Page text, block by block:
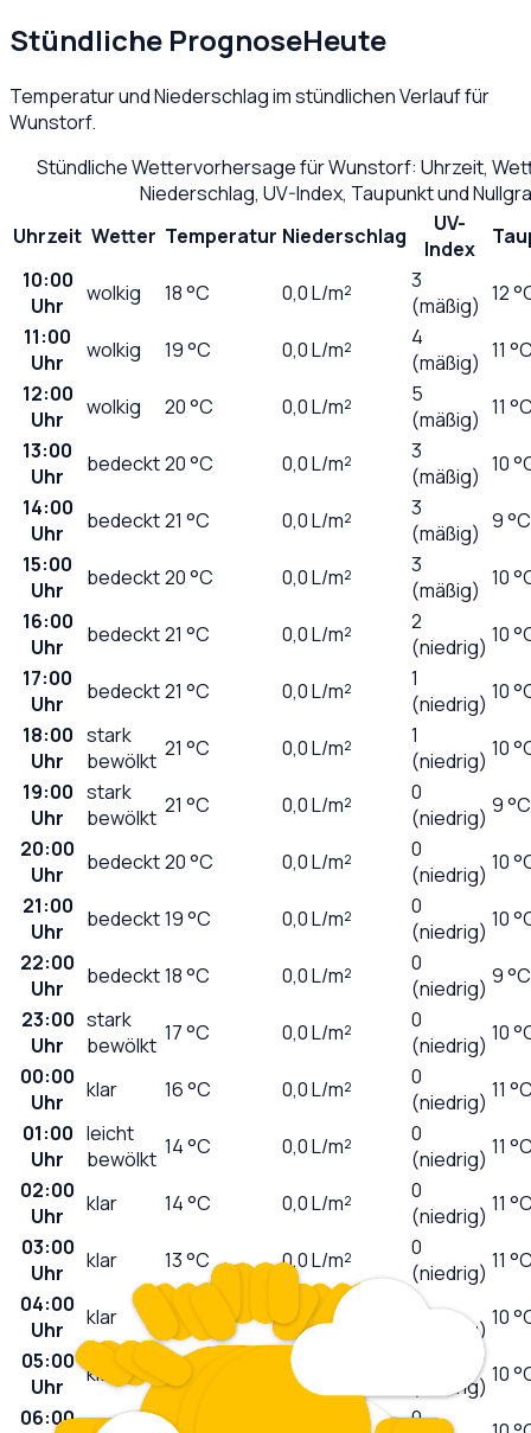
Stündliche PrognoseHeute
Temperatur und Niederschlag im stündlichen Verlauf für
Wunstorf.
Stündliche Wettervorhersage fürWunstorf: Uhrzeit,
Niederschlag, UV-Index, Taupunkt und
Uhrzeit Wetter Temperatur Niederschlag
UV-
Index
10:00
Uhr
wolkig 18°C 0,0L/m²
3
(mäßig) 12
11:00
Uhr
wolkig 19°C 0,0L/m²
4
(mäßig) 11
12:00
Uhr
wolkig 20°C 0,0L/m²
5
(mäßig) 11
13:00
Uhr
bedeckt20°C 0,0L/m²
3
(mäßig) 10
14:00
Uhr
bedeckt21 °C 0,0L/m²
3
(mäßig) 9 °C
15:00
Uhr
bedeckt20°C 0,0L/m²
3
(mäßig) 10
16:00
Uhr
bedeckt21 °C 0,0L/m²
2
(niedrig) 10
17:00
Uhr
bedeckt21 °C 0,0L/m²
1
(niedrig) 10
18:00
Uhr
stark
bewölkt 21 °C 0,0L/m²
1
(niedrig) 10
19:00
Uhr
stark
bewölkt 21 °C 0,0L/m²
0
(niedrig) 9 °C
20:00
Uhr
bedeckt20°C 0,0L/m²
0
(niedrig) 10
21:00
Uhr
bedeckt19°C 0,0L/m²
0
(niedrig) 10
22:00
Uhr
bedeckt18°C 0,0L/m²
0
(niedrig) 9 °C
23:00
Uhr
stark
bewölkt 17°C 0,0L/m²
0
(niedrig) 10
00:00
Uhr
klar 16°C 0,0L/m²
0
(niedrig) 11
01:00
Uhr
leicht
bewölkt 14°C 0,0L/m²
0
(niedrig) 11
02:00
Uhr
klar 14°C 0,0L/m²
0
(niedrig) 11
03:00
Uhr
klar 13°C 0,0L/m²
0
(niedrig) 11
04:00
Uhr
klar 12 0,0L/m²
0
(niedrig) 10
05:00
Uhr
klar °C 0,0
(niedrig) 10
06:00
0